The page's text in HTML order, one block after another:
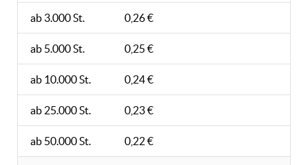
ab 3.000 St. 0,26 €
ab 5.000 St. 0,25 €
ab 10.000 St. 0,24 €
ab 25.000 St. 0,23 €
ab 50.000 St. 0,22 €